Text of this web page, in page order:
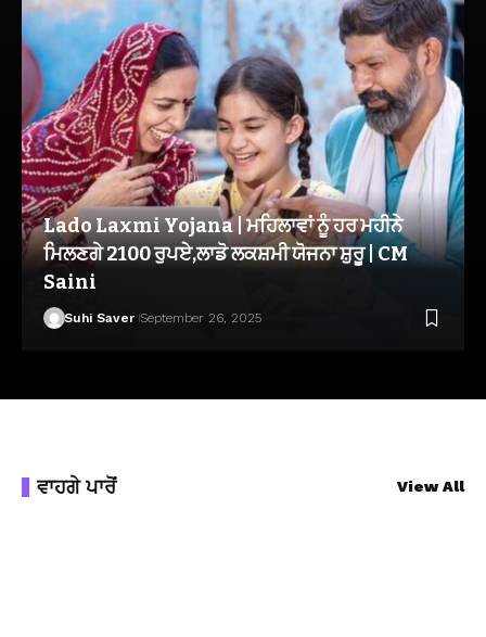
Lado Laxmi Yojana | ਮਹਿਲਾਵਾਂ ਨੂੰ ਹਰ ਮਹੀਨੇ
ਮਿਲਣਗੇ 2100 ਰੁਪਏ,ਲਾਡੋ ਲਕਸ਼ਮੀ ਯੋਜਨਾ ਸ਼ੁਰੂ | CM
Saini
Suhi Saver September 26, 2025
ਵਾਹਗੇ ਪਾਰੋਂ View All